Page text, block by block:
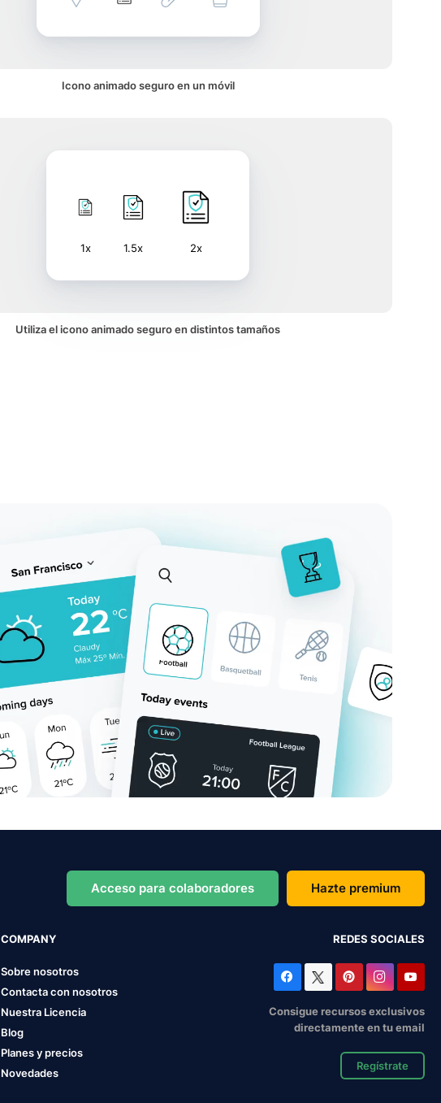
Icono animado seguro en un móvil
1x 1.5x 2x
Utiliza el icono animado seguro en distintos tamaños
Acceso para colaboradores Hazte premium
COMPANY
Sobre nosotros
Contacta con nosotros
Nuestra Licencia
Blog
Planes y precios
Novedades
REDES SOCIALES
Consigue recursos exclusivos
directamente en tu email
Regístrate